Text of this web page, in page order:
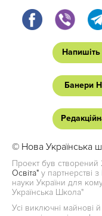
Банери
© Нова Українська
Проект був створений
Освіта" у партнерстві з
науки України для
Українська Школа"
Усі виключні майнові